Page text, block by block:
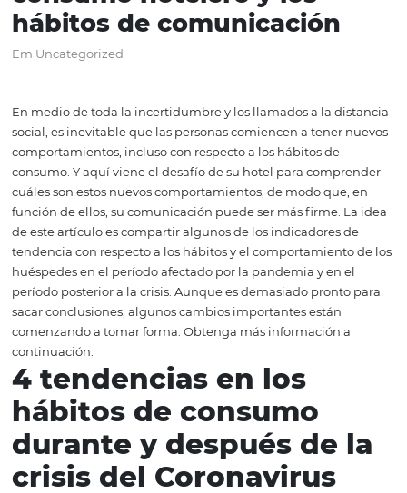
Impacto de la crisis en el
consumo hotelero y los
Em Uncategorized
En medio de toda la incertidumbre y los llamados a la
social, es inevitable que las personas comiencen a tener
comportamientos, incluso con respecto a los hábitos de
consumo. Y aquí viene el desafío de su hotel para
cuáles son estos nuevos comportamientos, de modo
función de ellos, su comunicación puede ser más firme.
de este artículo es compartir algunos de los indicadores
tendencia con respecto a los hábitos y el
huéspedes en el período afectado por la pandemia y en
período posterior a la crisis. Aunque es demasiado
sacar conclusiones, algunos cambios importantes están
comenzando a tomar forma. Obtenga más información
continuación.